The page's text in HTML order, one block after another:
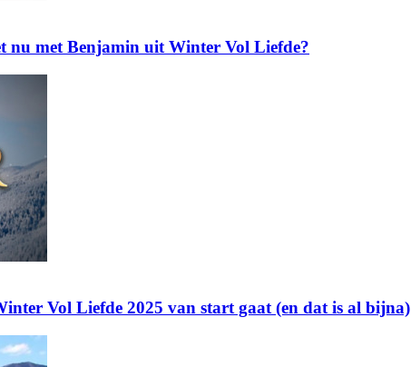
nu met Benjamin uit Winter Vol Liefde?
Vol Liefde 2025 van start gaat (en dat is al bijna)